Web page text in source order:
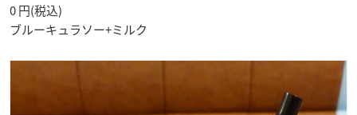
0 円(税込)
ブルーキュラソー+ミルク